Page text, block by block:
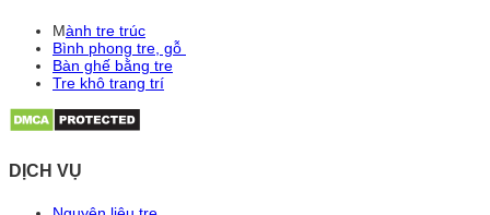
Mành tre trúc
Bình phong tre, gỗ
Bàn ghế bằng tre
Tre khô trang trí
DỊCH VỤ